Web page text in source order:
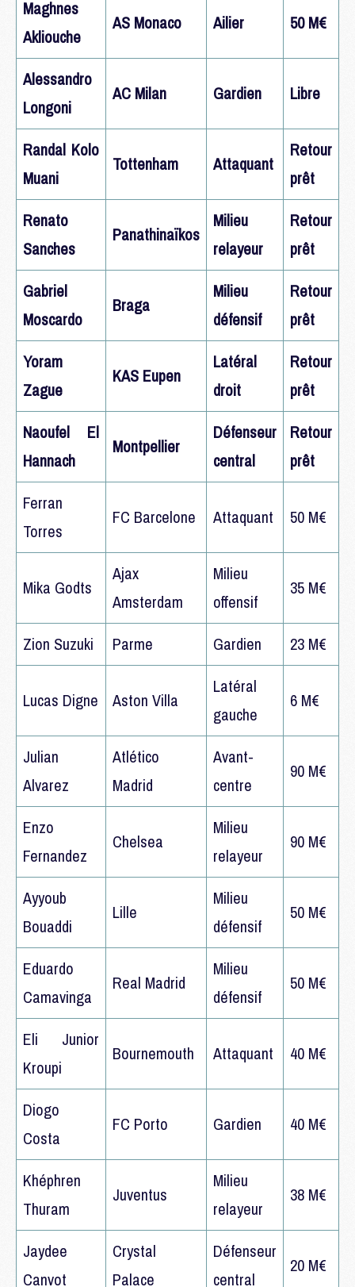
Maghnes
Akliouche
AS Monaco Ailier 50 M€
Alessandro
Longoni
AC Milan Gardien Libre
Randal Kolo
Muani
Tottenham Attaquant
Retour
prêt
Renato
Sanches
Panathinaïkos
Milieu
relayeur
Retour
prêt
Gabriel
Moscardo
Braga
Milieu
défensif
Retour
prêt
Yoram
Zague
KAS Eupen
Latéral
droit
Retour
prêt
Naoufel El
Hannach
Montpellier
Défenseur
central
Retour
prêt
Ferran
Torres
FC Barcelone Attaquant 50 M€
Mika Godts
Ajax
Amsterdam
Milieu
offensif
35 M€
Zion Suzuki Parme Gardien 23 M€
Lucas Digne Aston Villa
Latéral
gauche
6 M€
Julian
Alvarez
Atlético
Madrid
Avant-
centre
90 M€
Enzo
Fernandez
Chelsea
Milieu
relayeur
90 M€
Ayyoub
Bouaddi
Lille
Milieu
défensif
50 M€
Eduardo
Camavinga
Real Madrid
Milieu
défensif
50 M€
Eli Junior
Kroupi
Bournemouth Attaquant 40 M€
Diogo
Costa
FC Porto Gardien 40 M€
Khéphren
Thuram
Juventus
Milieu
relayeur
38 M€
Jaydee
Canvot
Crystal
Palace
Défenseur
central
20 M€